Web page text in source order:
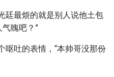
廷最烦的就是别人说他土包
魄吧？”
呕吐的表情，“本帅哥没那份